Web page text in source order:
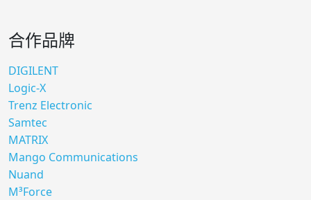
合作品牌
DIGILENT
Logic-X
Trenz Electronic
Samtec
MATRIX
Mango Communications
Nuand
M³Force